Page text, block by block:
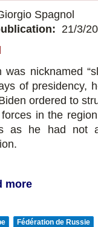
Spagnol
21/3/
was nicknamed
of presidency,
ordered to
in the
as he had not
more
Fédération de Russie